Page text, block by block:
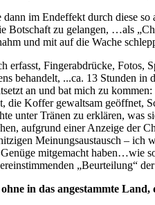
im Endeffekt durch diese
Botschaft zu gelangen, …als
und mit auf die Wache
erfasst, Fingerabdrücke,
behandelt, ...ca. 13 Stunden
an und bat mich zu
die Koffer gewaltsam geöffnet,
unter Tränen zu erklären, was
aufgrund einer Anzeige der
Meinungsaustausch – ich
mitgemacht haben…wie
„Beurteilung“
in das angestammte